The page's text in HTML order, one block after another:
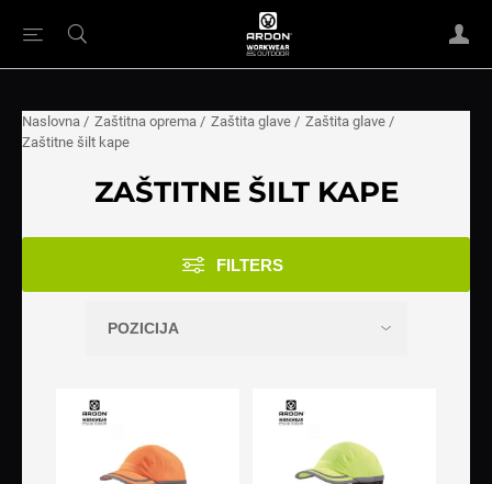
Naslovna / Zaštitna oprema / Zaštita glave / Zaštita glave /
Zaštitne šilt kape
ZAŠTITNE ŠILT KAPE
FILTERS